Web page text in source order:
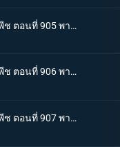
One piece วันพีช ตอนที่ 905 พากย์ไทย การชิงโอทามะคืน! ศึกอันดุเดือดกับโฮลด์เดม!
One piece วันพีช ตอนที่ 906 พากย์ไทย ดวลตัวต่อตัว ระหว่างหมอผีกับหมอแห่งความตาย!
One piece วันพีช ตอนที่ 907 พากย์ไทย ตอนพิเศษ ฉลองวันพีซครบรอบ 20 ปี "โรแมนซ์ดอวน์"